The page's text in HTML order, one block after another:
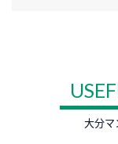
大分マ